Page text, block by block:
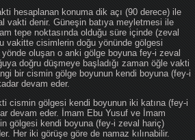
hesaplanan konuma dik açı (90 derece) ile
vakti denir. Güneşin batıya meyletmesi ile
tepe noktasında olduğu süre içinde (zeval
vakitte cisimlerin doğu yönünde gölgesi
oluşan o anki gölge boyuna fey-i zeval
doğru düşmeye başladığı zaman öğle vakti
bir cismin gölge boyunun kendi boyuna (fey-i
devam eder.
cismin gölgesi kendi boyunun iki katına (fey-i
devam eder. İmam Ebu Yusuf ve İmam
gölgesi kendi boyuna (fey-i zeval hariç)
Her iki görüşe göre de namaz kılınabilir.